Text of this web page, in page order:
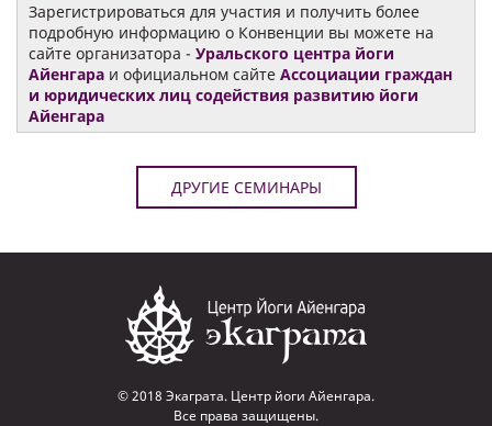
Зарегистрироваться для участия и получить более
подробную информацию о Конвенции вы можете на
сайте организатора - Уральского центра йоги
Айенгара и официальном сайте Ассоциации граждан
и юридических лиц содействия развитию йоги
Айенгара
ДРУГИЕ СЕМИНАРЫ
© 2018 Экаграта. Центр йоги Айенгара.
Все права защищены.